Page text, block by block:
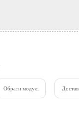
Обрати модулі